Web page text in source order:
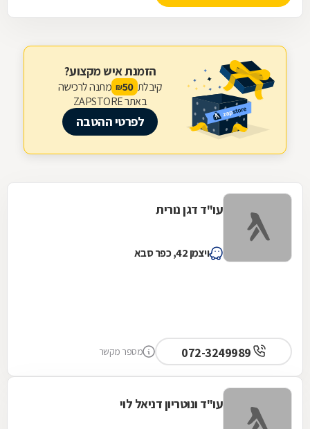
הזמנת איש מקצוע?
קיבלת 50
₪ מתנה לרכישה
באתר ZAPSTORE
לפרטי ההטבה
עו"ד דגן נורית
ויצמן 42, כפר סבא
מספר מקשר
עו"ד ונוטריון דניאל לוי